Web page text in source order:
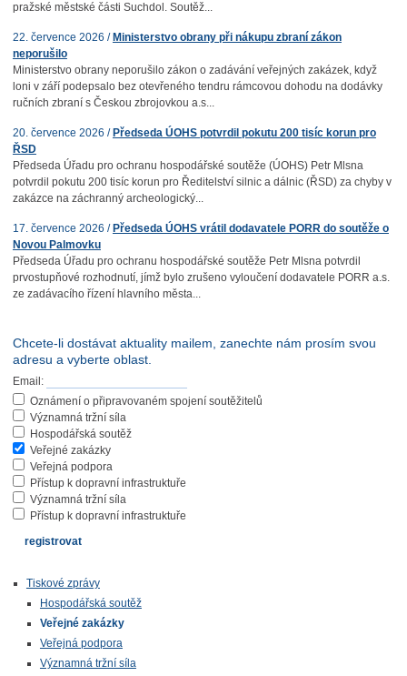
pražské městské části Suchdol. Soutěž...
22. července 2026 / Ministerstvo obrany při nákupu zbraní zákon
neporušilo
Ministerstvo obrany neporušilo zákon o zadávání veřejných zakázek, když
loni v září podepsalo bez otevřeného tendru rámcovou dohodu na dodávky
ručních zbraní s Českou zbrojovkou a.s...
20. července 2026 / Předseda ÚOHS potvrdil pokutu 200 tisíc korun pro
ŘSD
Předseda Úřadu pro ochranu hospodářské soutěže (ÚOHS) Petr Mlsna
potvrdil pokutu 200 tisíc korun pro Ředitelství silnic a dálnic (ŘSD) za chyby v
zakázce na záchranný archeologický...
17. července 2026 / Předseda ÚOHS vrátil dodavatele PORR do soutěže o
Novou Palmovku
Předseda Úřadu pro ochranu hospodářské soutěže Petr Mlsna potvrdil
prvostupňové rozhodnutí, jímž bylo zrušeno vyloučení dodavatele PORR a.s.
ze zadávacího řízení hlavního města...
Chcete-li dostávat aktuality mailem, zanechte nám prosím svou
adresu a vyberte oblast.
Email:
Oznámení o připravovaném spojení soutěžitelů
Významná tržní síla
Hospodářská soutěž
Veřejné zakázky
Veřejná podpora
Přístup k dopravní infrastruktuře
Významná tržní síla
Přístup k dopravní infrastruktuře
Tiskové zprávy
Hospodářská soutěž
Veřejné zakázky
Veřejná podpora
Významná tržní síla